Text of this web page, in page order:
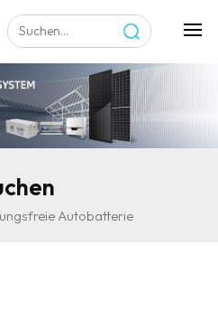
Autobatterie